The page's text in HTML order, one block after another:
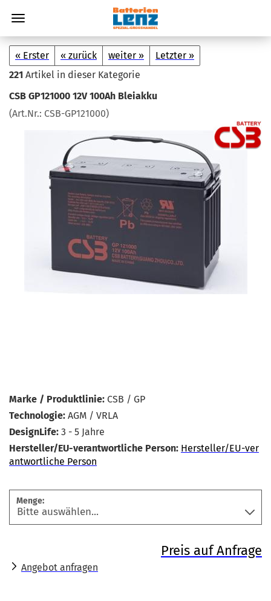
« Erster « zurück weiter »
Letzter »
221 Artikel in dieser Kategorie
CSB GP121000 12V 100Ah Blei­ak­ku
(Art.Nr.: CSB-​GP121000)
Marke / Produktlinie: CSB / GP
Technologie: AGM / VRLA
DesignLife: 3 - 5 Jahre
Hersteller/EU-verantwortliche Person: Hersteller/EU-ver
antwortliche Person
Menge:
Preis auf Anfrage
Angebot anfragen